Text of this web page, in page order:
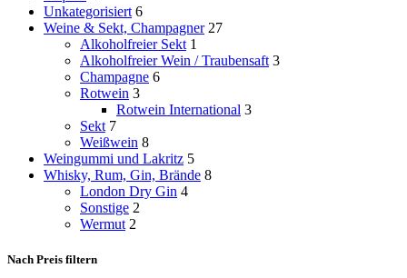
Unkategorisiert 6
Weine & Sekt, Champagner 27
Alkoholfreier Sekt 1
Alkoholfreier Wein / Traubensaft 3
Champagne 6
Rotwein 3
Rotwein International 3
Sekt 7
Weißwein 8
Weingummi und Lakritz 5
Whisky, Rum, Gin, Brände 8
London Dry Gin 4
Sonstige 2
Wermut 2
Nach Preis filtern